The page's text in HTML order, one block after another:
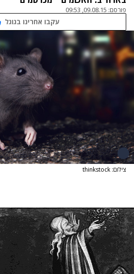
פורסם: 09.08.15, 09:53
עקבו אחרינו בגוגל
צילום: thinkstock